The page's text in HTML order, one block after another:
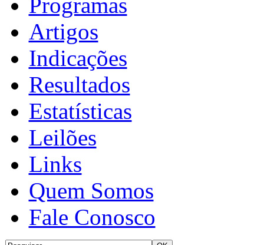
Artigos
Indicações
Resultados
Estatísticas
Leilões
Links
Quem Somos
Fale Conosco